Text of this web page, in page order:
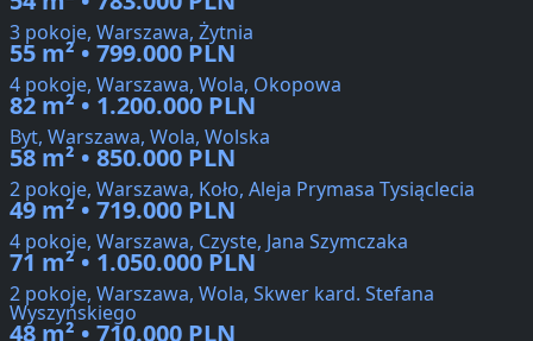
3 pokoje, Warszawa, Żytnia
55 m² • 799.000 PLN
4 pokoje, Warszawa, Wola, Okopowa
82 m² • 1.200.000 PLN
Byt, Warszawa, Wola, Wolska
58 m² • 850.000 PLN
2 pokoje, Warszawa, Koło, Aleja Prymasa Tysiąclecia
49 m² • 719.000 PLN
4 pokoje, Warszawa, Czyste, Jana Szymczaka
71 m² • 1.050.000 PLN
2 pokoje, Warszawa, Wola, Skwer kard. Stefana
Wyszyńskiego
48 m² • 710.000 PLN